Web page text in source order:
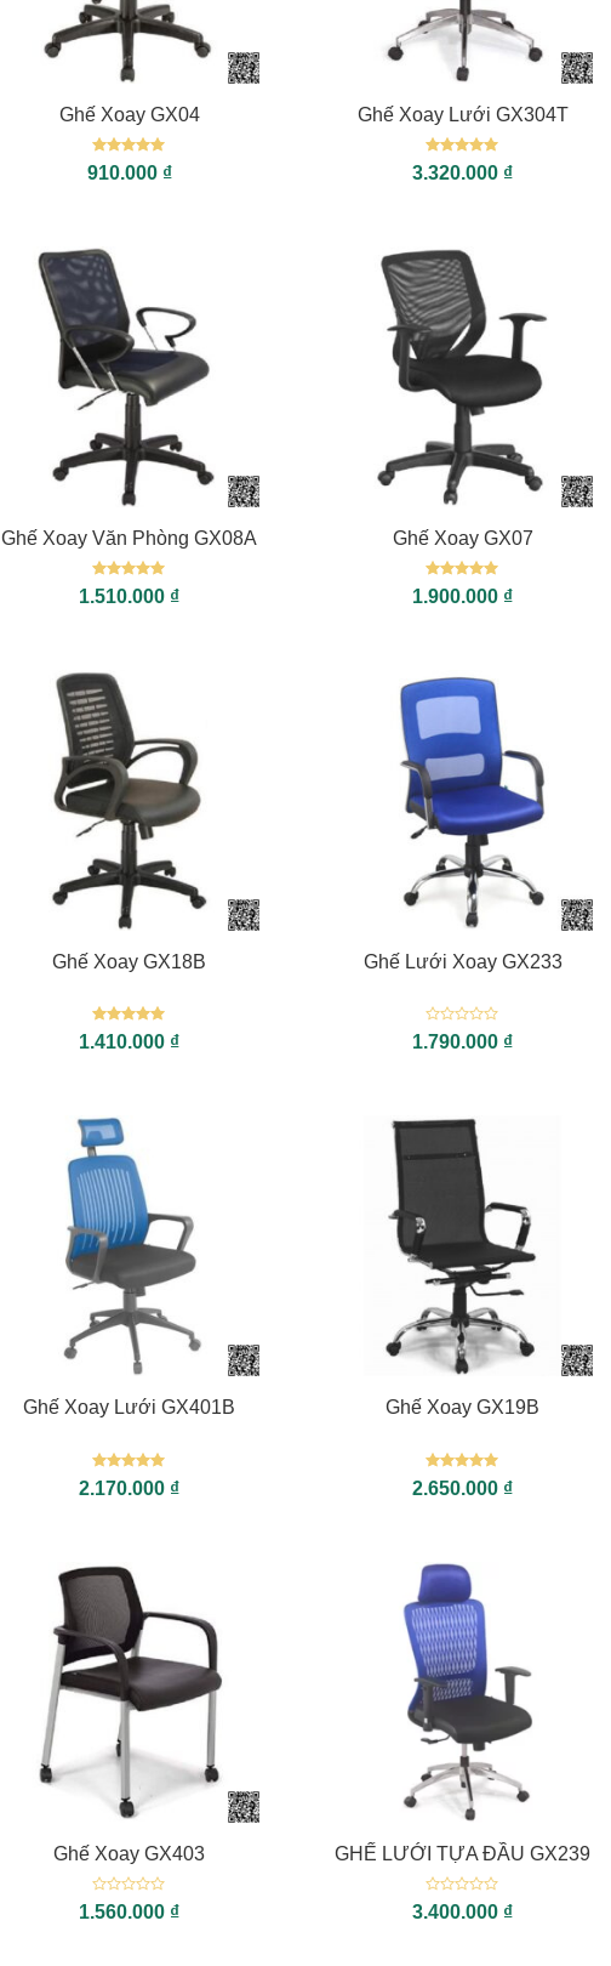
Ghế Xoay GX04
Được xếp
hạng55
910.000 ₫
Ghế Xoay Lưới GX304T
Được xếp
hạng55
3.320.000 ₫
Ghế Xoay Văn Phòng GX08A
Được xếp
hạng55
1.510.000 ₫
Ghế Xoay GX07
Được xếp
hạng55
1.900.000 ₫
Ghế Xoay GX18B
Được xếp
hạng55
1.410.000 ₫
Ghế Lưới Xoay GX233
Được
xếp
1.790.000 ₫
Ghế Xoay Lưới GX401B
Được xếp
hạng55
2.170.000 ₫
Ghế Xoay GX19B
Được xếp
hạng55
2.650.000 ₫
Ghế Xoay GX403
Được
xếp
1.560.000 ₫
GHẾ LƯỚI TỰA ĐẦU GX239
Được
xếp
3.400.000 ₫